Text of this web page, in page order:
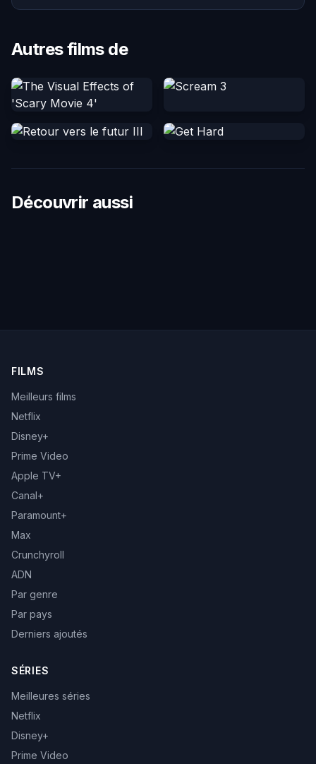
Autres films de
Découvrir aussi
FILMS
Meilleurs films
Netflix
Disney+
Prime Video
Apple TV+
Canal+
Paramount+
Max
Crunchyroll
ADN
Par genre
Par pays
Derniers ajoutés
SÉRIES
Meilleures séries
Netflix
Disney+
Prime Video